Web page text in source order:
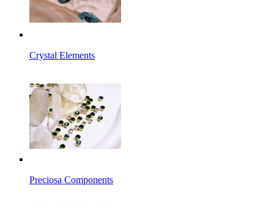
Crystal Elements
Preciosa Components